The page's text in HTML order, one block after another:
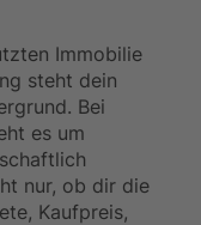
Immobilie
steht dein
Bei
es um
nur, ob dir die
Kaufpreis,